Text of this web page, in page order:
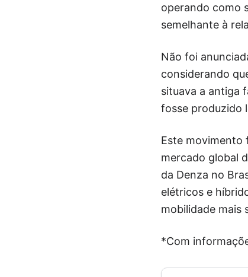
operando como
semelhante à
Não foi
considerando
situava a antiga
fosse produzido
Este movimento
mercado global
da Denza no
elétricos e
mobilidade mais
*Com